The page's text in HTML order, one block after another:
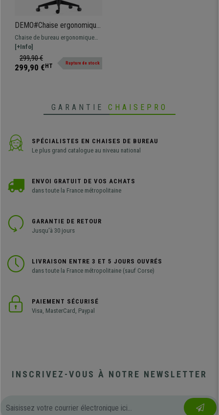
DEMO#Chaise ergonomique
PIERO, Appui-tête et
Accoudoirs Ajustables, en
Tissu Crème
Chaise de bureau ergonomique
très confortable, élaborée à partir
de matériaux de grande qualité :
idéale pour une utilisation
[+Info]
299,90 €
299,90 € HT Rupture de stock
GARANTIE CHAISEPRO
SPÉCIALISTES EN CHAISES DE BUREAU
Le plus grand catalogue au niveau national
ENVOI GRATUIT DE VOS ACHATS
dans toute la France métropolitaine
GARANTIE DE RETOUR
Jusqu'à 30 jours
LIVRAISON ENTRE 3 ET 5 JOURS OUVRÉS
dans toute la France métropolitaine (sauf Corse)
PAIEMENT SÉCURISÉ
Visa, MasterCard, Paypal
INSCRIVEZ-VOUS À NOTRE NEWSLETTER